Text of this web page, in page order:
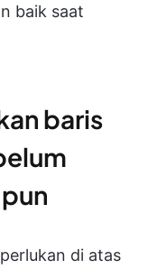
baik saat
baris
di atas